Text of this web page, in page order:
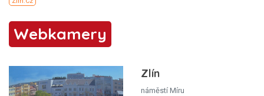
Webkamery
Zlín
náměstí Míru